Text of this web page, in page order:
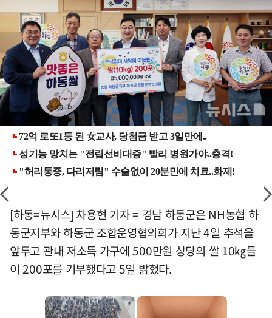
[하동=뉴시스] 차용현 기자 = 경남 하동군은 NH농협 하
동군지부와 하동군 조합운영협의회가 지난 4일 추석을
앞두고 관내 저소득 가구에 500만원 상당의 쌀 10㎏들
이 200포를 기부했다고 5일 밝혔다.